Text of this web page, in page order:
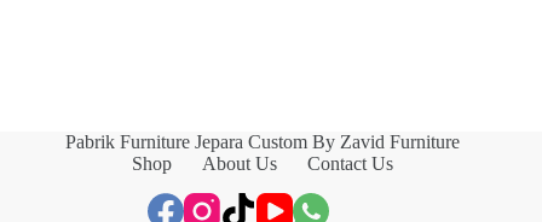
Pabrik Furniture Jepara Custom By Zavid Furniture
Shop
About Us Contact Us